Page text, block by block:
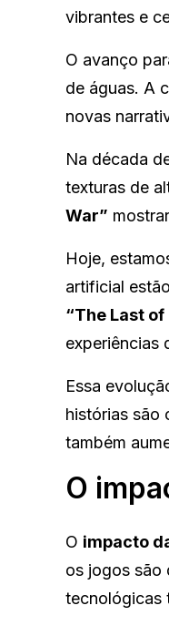
vibrantes e
O avanço
de águas. A
novas
Na década
texturas de
War”
Hoje,
artificial
“The Last of
experiências
Essa
histórias são
também
O
O impacto
os jogos são
tecnológicas